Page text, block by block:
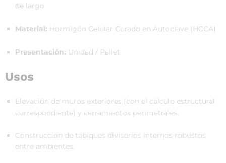
de largo
Material: Hormigón Celular Curado en Autoclave (HCCA)
Presentación: Unidad / Pallet
Usos
Elevación de muros exteriores (con el cálculo estructural
correspondiente) y cerramientos perimetrales.
Construcción de tabiques divisorios internos robustos
entre ambientes.